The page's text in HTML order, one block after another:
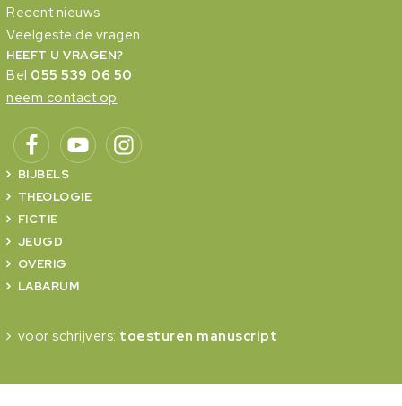
Recent nieuws
Veelgestelde vragen
HEEFT U VRAGEN?
Bel 055 539 06 50
neem contact op
BIJBELS
THEOLOGIE
FICTIE
JEUGD
OVERIG
LABARUM
voor schrijvers: toesturen manuscript